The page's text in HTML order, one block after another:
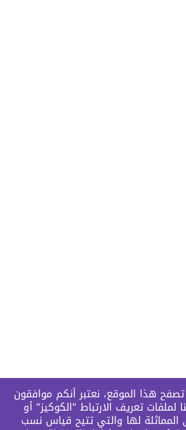
هذا الموقع، نعتبر أنكم موافقون
لملفات تعريف الارتباط "الكوكيز" أو
المماثلة لها والتي تتيح قياس نسب